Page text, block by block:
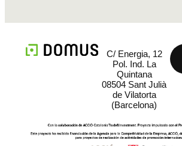
C/ Energia, 12
Pol. Ind. La
Quintana
08504 Sant Julià
de Vilatorta
(Barcelona)